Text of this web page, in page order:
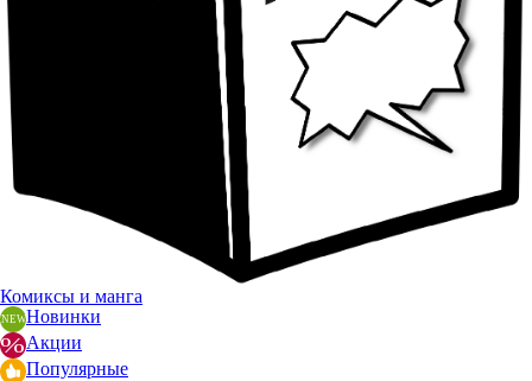
Комиксы и манга
Новинки
Акции
Популярные